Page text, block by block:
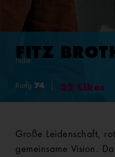
FITZ
Indie
Rang 74 22 Likes
Große Leidenschaft,
gemeinsame Vision.